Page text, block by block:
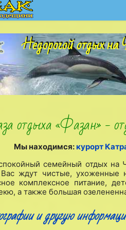
Недорогой отдых на
отдыха «Фазан» -
Мы находимся:курорт
семейный отдых на
Вас ждут чистые, ухоженные
комплексное питание,
а также большая
и другую